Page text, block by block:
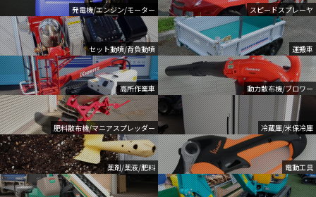
発電機/エンジン/モーター スピードスプレーヤ
セット動噴/背負動噴 運搬車
高所作業車 動力散布機/ブロワー
肥料散布機/マニアスプレッダー 冷蔵庫/米保冷庫
薬剤/薬液/肥料 電動工具